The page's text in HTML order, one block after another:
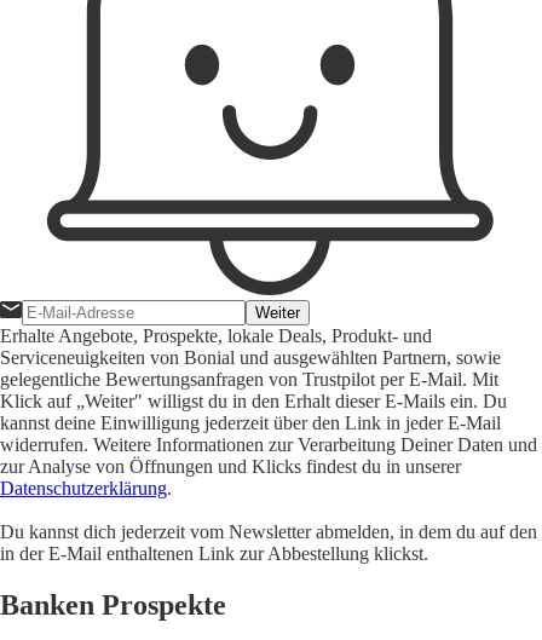
Weiter
Erhalte Angebote, Prospekte, lokale Deals, Produkt- und
Serviceneuigkeiten von Bonial und ausgewählten Partnern, sowie
gelegentliche Bewertungsanfragen von Trustpilot per E-Mail. Mit
Klick auf „Weiter" willigst du in den Erhalt dieser E-Mails ein. Du
kannst deine Einwilligung jederzeit über den Link in jeder E-Mail
widerrufen. Weitere Informationen zur Verarbeitung Deiner Daten und
zur Analyse von Öffnungen und Klicks findest du in unserer
Datenschutzerklärung.
Du kannst dich jederzeit vom Newsletter abmelden, in dem du auf den
in der E-Mail enthaltenen Link zur Abbestellung klickst.
Banken Prospekte